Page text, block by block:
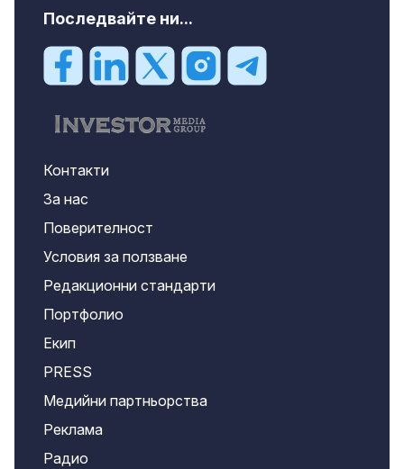
Последвайте ни...
Контакти
За нас
Поверителност
Условия за ползване
Редакционни стандарти
Портфолио
Екип
PRESS
Медийни партньорства
Реклама
Радио